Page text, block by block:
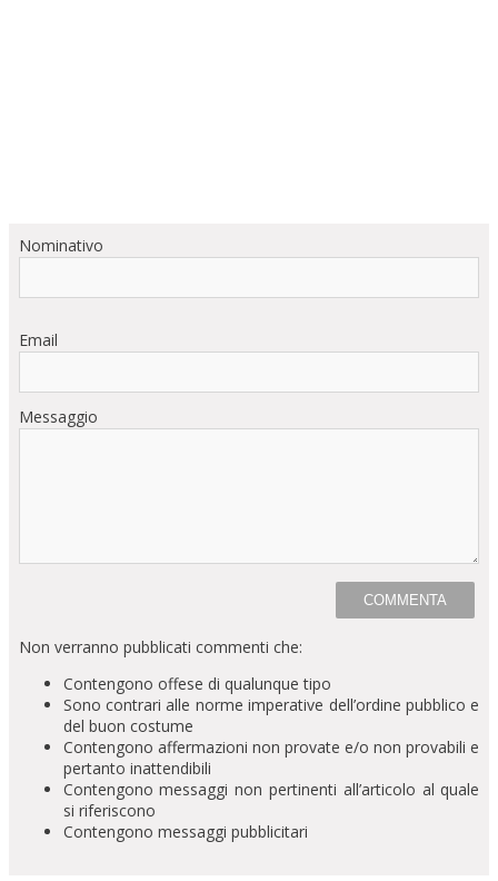
Nominativo
Email
Messaggio
Non verranno pubblicati commenti che:
Contengono offese di qualunque tipo
Sono contrari alle norme imperative dell’ordine pubblico e
del buon costume
Contengono affermazioni non provate e/o non provabili e
pertanto inattendibili
Contengono messaggi non pertinenti all’articolo al quale
si riferiscono
Contengono messaggi pubblicitari